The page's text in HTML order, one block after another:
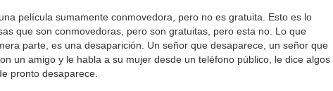
película sumamente conmovedora, pero no es gratuita. Esto es lo
que son conmovedoras, pero son gratuitas, pero esta no. Lo que
parte, es una desaparición. Un señor que desaparece, un señor que
un amigo y le habla a su mujer desde un teléfono público, le dice algos
pronto desaparece.